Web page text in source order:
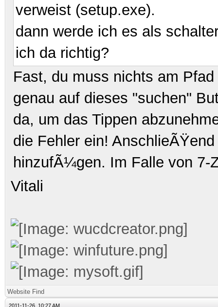
verweist (setup.exe).
dann werde ich es als
ich da richtig?
Fast, du muss nichts am
genau auf dieses "suchen"
da, um das Tippen
die Fehler ein!
hinzufÃ¼gen. Im Falle von
Vitali
Website Find
2011-11-26, 10:27 AM,